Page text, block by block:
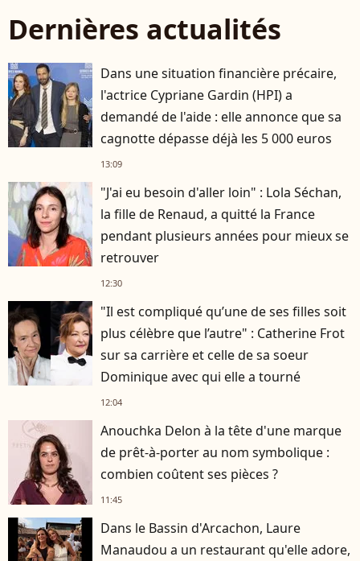
Dernières actualités
Dans une situation financière précaire,
l'actrice Cypriane Gardin (HPI) a
demandé de l'aide : elle annonce que sa
cagnotte dépasse déjà les 5 000 euros
13:09
"J'ai eu besoin d'aller loin" : Lola Séchan,
la fille de Renaud, a quitté la France
pendant plusieurs années pour mieux se
retrouver
12:30
"Il est compliqué qu’une de ses filles soit
plus célèbre que l’autre" : Catherine Frot
sur sa carrière et celle de sa soeur
Dominique avec qui elle a tourné
12:04
Anouchka Delon à la tête d'une marque
de prêt-à-porter au nom symbolique :
combien coûtent ses pièces ?
11:45
Dans le Bassin d'Arcachon, Laure
Manaudou a un restaurant qu'elle adore,